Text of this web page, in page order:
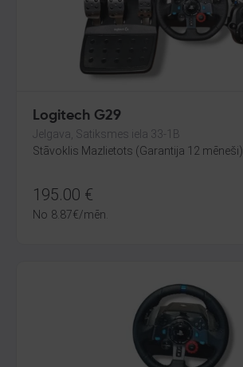
Logitech G29
Jelgava, Satiksmes iela 33-1B
Stāvoklis Mazlietots (Garantija 12 mēneši)
195.00 €
No 8.87€/mēn.